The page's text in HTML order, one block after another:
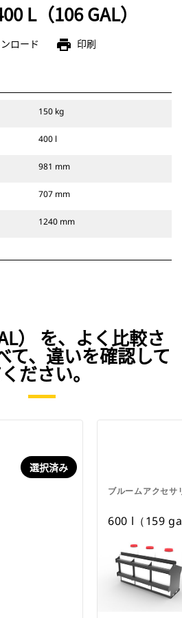
L（106 GAL）
ロード print 印刷
150 kg
400 l
981 mm
707 mm
1240 mm
） を、よく比較さ
て、違いを確認して
ださい。
選択済み
ブルームアクセサ
600 l（159